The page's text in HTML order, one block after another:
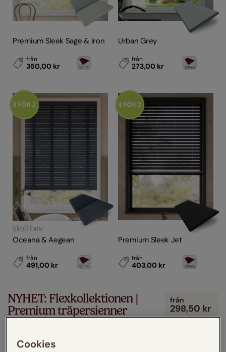
Premium Sleek Sage & Iron
från
350,00 kr
Urban Grey
från
273,00 kr
Oceana & Aegean
från
491,00 kr
Premium Sleek Jet
från
403,00 kr
NYHET: Flexkollektionen |
Premium träpersienner
från
298,50 kr
måttanpassade träpersienner
Cookies